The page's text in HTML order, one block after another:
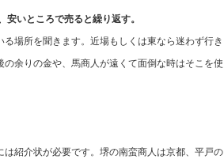
いところで売ると繰り返す。
場所を聞きます。近場もしくは東なら迷わず行き
余りの金や、馬商人が遠くて面倒な時はそこを使
紹介状が必要です。堺の南蛮商人は京都、平戸の